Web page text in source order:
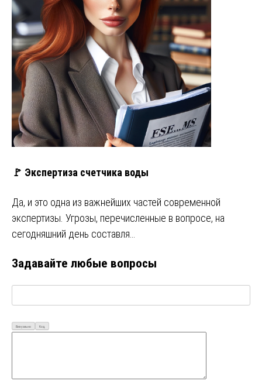
🚩 Экспертиза счетчика воды
Да, и это одна из важнейших частей современной
экспертизы. Угрозы, перечисленные в вопросе, на
сегодняшний день составля…
Задавайте любые вопросы
Визуально Код